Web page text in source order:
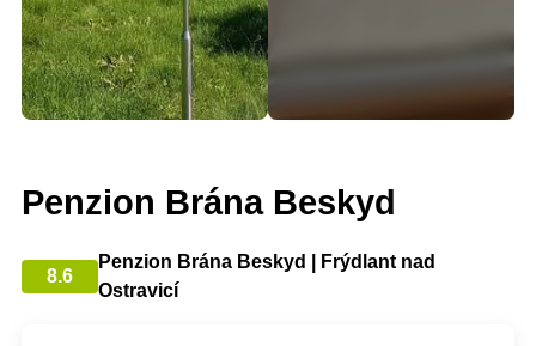
Penzion Brána Beskyd
8.6
Penzion Brána Beskyd | Frýdlant nad
Ostravicí